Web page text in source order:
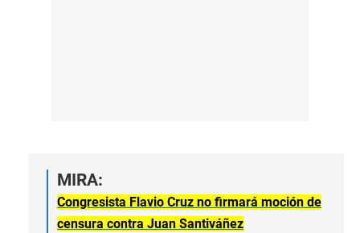
MIRA:
Congresista Flavio Cruz no firmará moción de
censura contra Juan Santiváñez